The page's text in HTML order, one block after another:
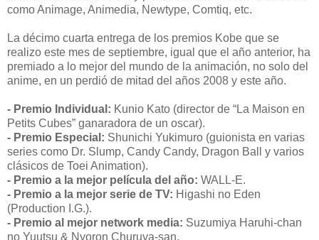
como Animage, Animedia, Newtype, Comtiq, etc.
La décimo cuarta entrega de los premios Kobe que se
realizo este mes de septiembre, igual que el año anterior, ha
premiado a lo mejor del mundo de la animación, no solo del
anime, en un perdió de mitad del años 2008 y este año.
- Premio Individual: Kunio Kato (director de “La Maison en
Petits Cubes” ganaradora de un oscar).
- Premio Especial: Shunichi Yukimuro (guionista en varias
series como Dr. Slump, Candy Candy, Dragon Ball y varios
clásicos de Toei Animation).
- Premio a la mejor película del año: WALL-E.
- Premio a la mejor serie de TV: Higashi no Eden
(Production I.G.).
- Premio al mejor network media: Suzumiya Haruhi-chan
no Yuutsu & Nyoron Churuya-san.